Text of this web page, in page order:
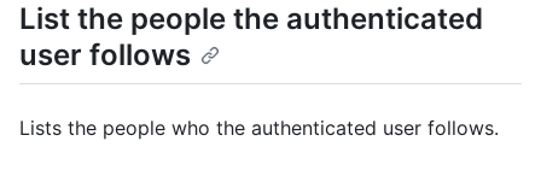
List the people the authenticated
user follows
Lists the people who the authenticated user follows.